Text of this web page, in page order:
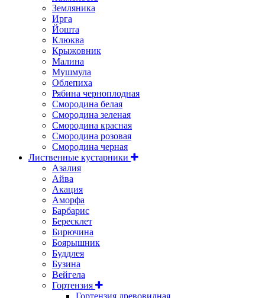
Земляника
Ирга
Йошта
Клюква
Крыжовник
Малина
Мушмула
Облепиха
Рябина черноплодная
Смородина белая
Смородина зеленая
Смородина красная
Смородина розовая
Смородина черная
Лиственные кустарники
Азалия
Айва
Акация
Аморфа
Барбарис
Бересклет
Бирючина
Боярышник
Буддлея
Бузина
Вейгела
Гортензия
Гортензия древовидная